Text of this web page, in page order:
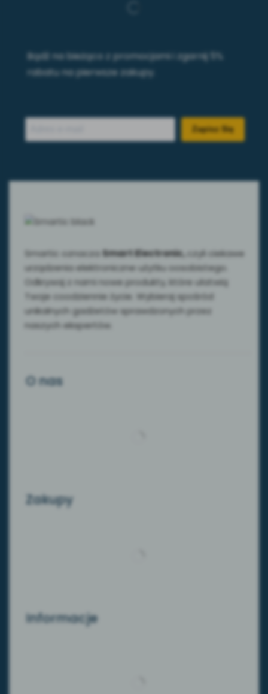
Bądź na bieżąco z promocjami i zgarnij 5%
rabatu na pierwsze zakupy.
Zapisz Się
Smartic oznacza Smart Electronic,
czyli ciekawe
urządzenia elektroniczne użytku oosobistego.
Odkrywaj z nami nowe produkty, które ułatwią
Twoje coodziennie życie. Wybieraj spośród
unikalnych gadżetów sprawdzonych przez
naszych ekspertów.
O nas
Zakupy
Informacje